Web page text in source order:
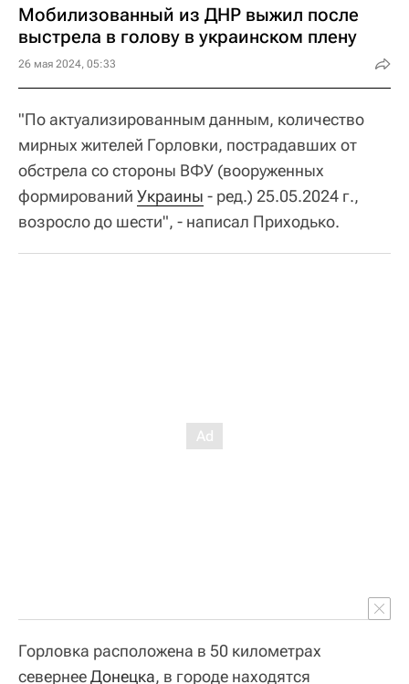
Мобилизованный из ДНР выжил после
выстрела в голову в украинском плену
26 мая 2024, 05:33
"По актуализированным данным, количество
мирных жителей Горловки, пострадавших от
обстрела со стороны ВФУ (вооруженных
формирований Украины - ред.) 25.05.2024 г.,
возросло до шести", - написал Приходько.
Горловка расположена в 50 километрах
севернееДонецка, в городе находятся